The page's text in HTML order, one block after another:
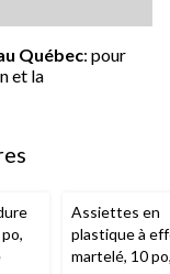
Québec: pour
et la
Assiettes en
plastique à
martelé, 10